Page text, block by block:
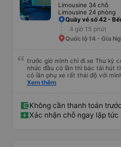
Limousine 34 chỗ
Limousine 24 phòng
Quầy vé số 42 -
4 giờ 15 phút
Quốc lộ 14 - Gia
trước giờ mình chỉ đi xe Thư kỳ
nhức đầu có lần thì bác tài hút
có lần phụ xe rất thái độ với
rất ngon chạy êm lắm phải nói
Xem thêm
Không cần thanh toán trước
Xác nhận chỗ ngay lập tức